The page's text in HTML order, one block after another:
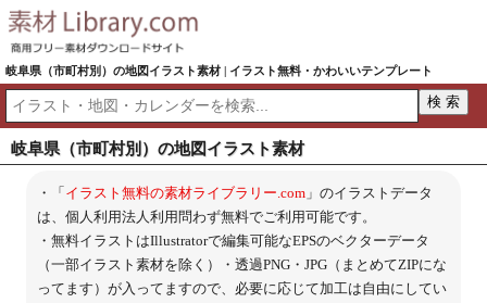
岐阜県（市町村別）の地図イラスト素材 | イラスト無料・かわいいテンプレート
岐阜県（市町村別）の地図イラスト素材
・「イラスト無料の素材ライブラリー.com」のイラストデータ
は、個人利用法人利用問わず無料でご利用可能です。
・無料イラストはIllustratorで編集可能なEPSのベクターデータ
（一部イラスト素材を除く）・透過PNG・JPG（まとめてZIPにな
ってます）が入ってますので、必要に応じて加工は自由にしてい